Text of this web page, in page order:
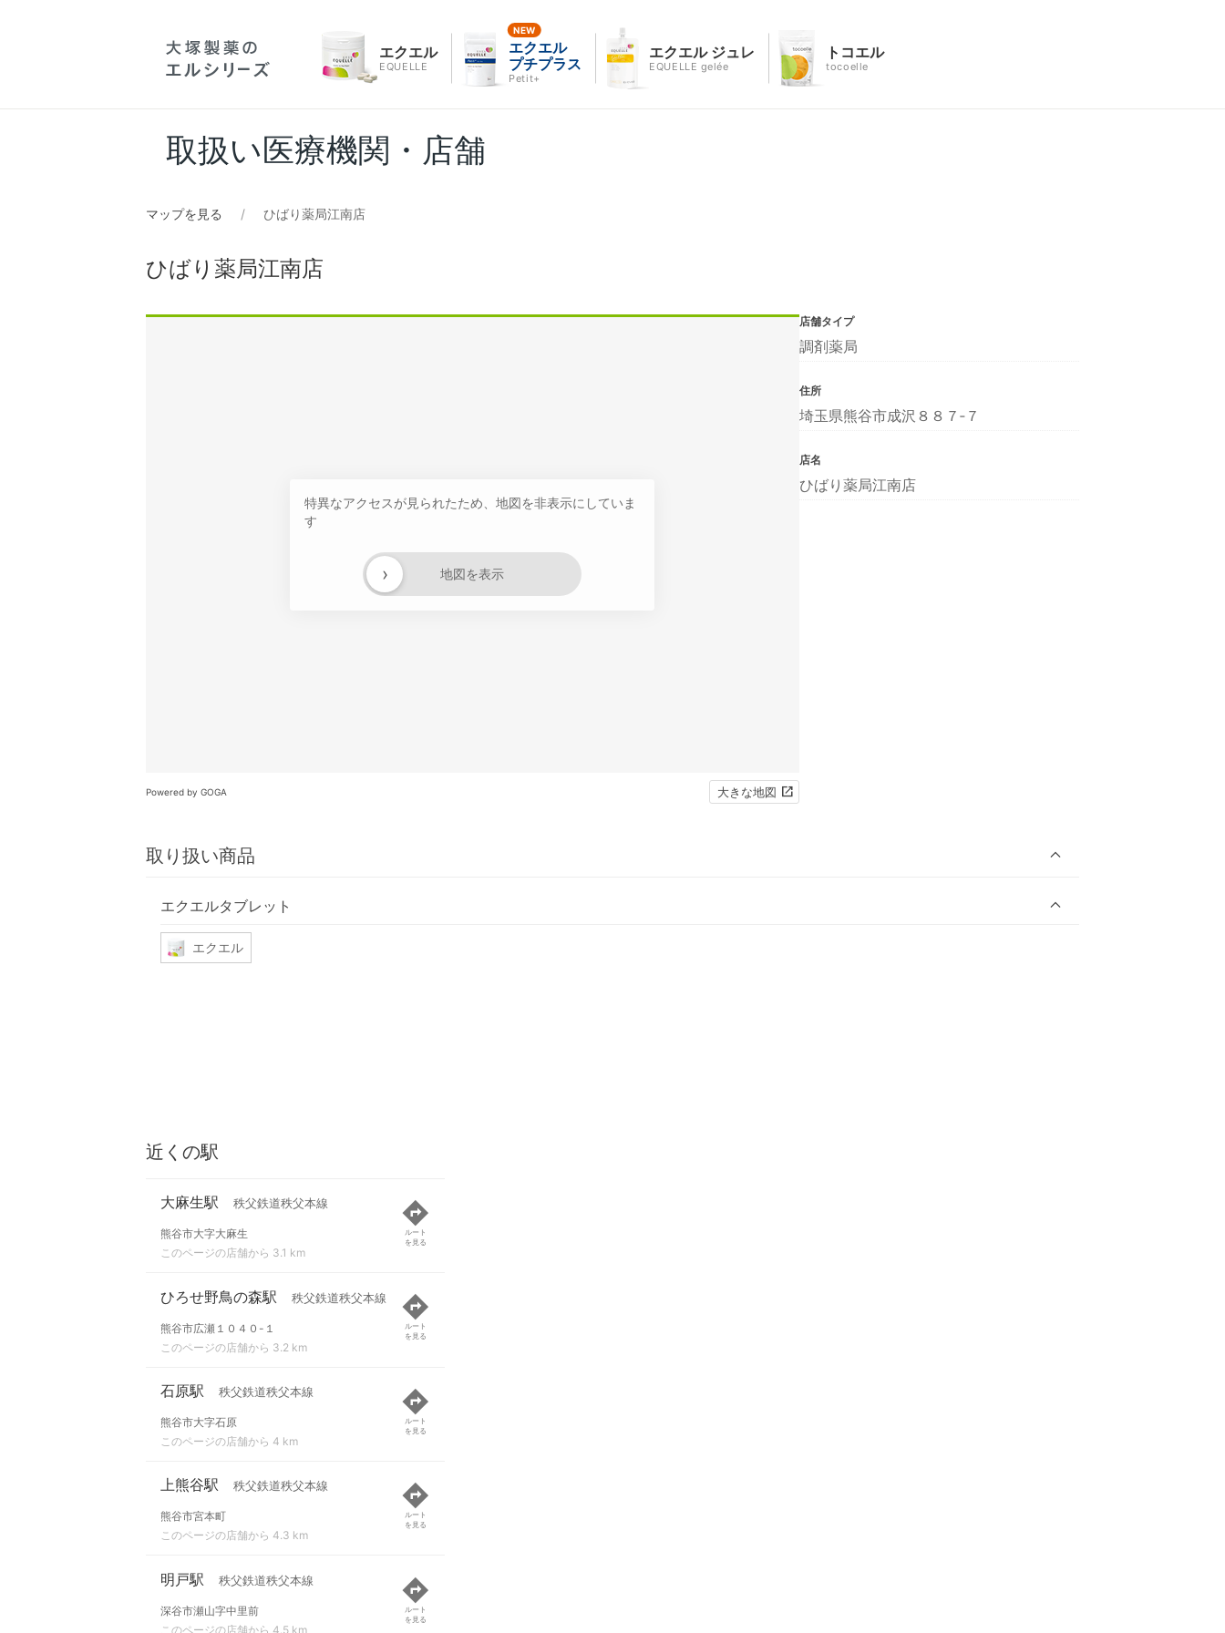
エクエル
EQUELLE
エクエル
プチプラス
Petit+
エクエル ジュレ
EQUELLE gelée
トコエル
tocoelle
取扱い医療機関・店舗
マップを見る ひばり薬局江南店
ひばり薬局江南店
特異なアクセスが見られたため、地図を非表示にしていま
す
地図を表示
›
Powered by GOGA 大きな地図
取り扱い商品
エクエルタブレット
エクエル
店舗タイプ
調剤薬局
住所
埼玉県熊谷市成沢８８７‐７
店名
ひばり薬局江南店
近くの駅
大麻生駅 秩父鉄道秩父本線
熊谷市大字大麻生
このページの店舗から 3.1 km
ルート
を見る
ひろせ野鳥の森駅 秩父鉄道秩父本線
熊谷市広瀬１０４０-１
このページの店舗から 3.2 km
ルート
を見る
石原駅 秩父鉄道秩父本線
熊谷市大字石原
このページの店舗から 4 km
ルート
を見る
上熊谷駅 秩父鉄道秩父本線
熊谷市宮本町
このページの店舗から 4.3 km
ルート
を見る
明戸駅 秩父鉄道秩父本線
深谷市瀬山字中里前
このページの店舗から 4.5 km
ルート
を見る